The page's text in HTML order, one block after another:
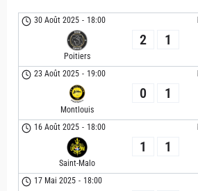
30 Août 2025 - 18:00
Poitiers
2 1
23 Août 2025 - 19:00
Montlouis
0 1
16 Août 2025 - 18:00
Saint-Malo
1 1
17 Mai 2025 - 18:00